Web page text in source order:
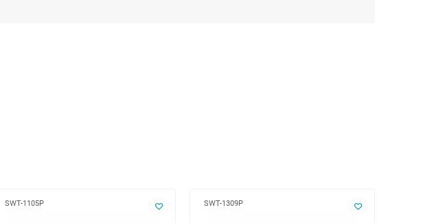
SWT-1105P SWT-1309P